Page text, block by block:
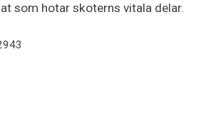
som hotar skoterns vitala delar.